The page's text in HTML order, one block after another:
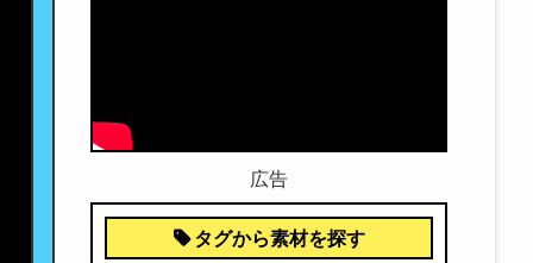
広告
タグから素材を探す